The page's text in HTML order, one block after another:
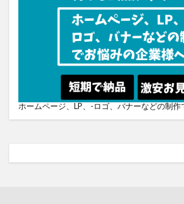
ホームページ、LP、-ロゴ、バナーなどの制